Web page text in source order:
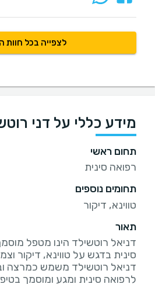
לצפייה בכל חוות
מידע כללי על דני
תחום ראשי
רפואה סינית
תחומים נוספים
טווינא, דיקור
תאור
דניאל רוטשילד הינו מטפל
דניאל רוטשילד משמש כמרצה